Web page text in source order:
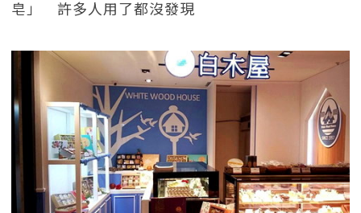
皂」 許多人用了都沒發現